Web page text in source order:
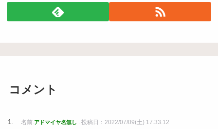
コメント
名前:アドマイヤ名無し : 投稿日：2022/07/09(土) 17:33:12